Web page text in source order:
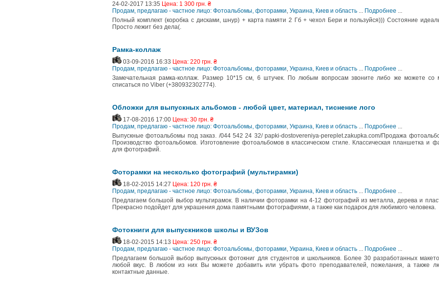
24-02-2017 13:35 Цена: 1 300 грн. ₴
Продам, предлагаю - частное лицо: Фотоальбомы, фоторамки, Украина, Киев и область ... Подробнее ...
Полный комплект (коробка с дисками, шнур) + карта памяти 2 Гб + чехол Бери и пользуйся))) Состояние
Просто лежит без дела(.
Рамка-коллаж
03-09-2016 16:33 Цена: 220 грн. ₴
Продам, предлагаю - частное лицо: Фотоальбомы, фоторамки, Украина, Киев и область ... Подробнее ...
Замечательная рамка-коллаж. Размер 10*15 см, 6 штучек. По любым вопросам звоните либо же можете со
списаться по Viber (+380932302774).
Обложки для выпускных альбомов - любой цвет, материал, тиснение лого
17-08-2016 17:00 Цена: 30 грн. ₴
Продам, предлагаю - частное лицо: Фотоальбомы, фоторамки, Украина, Киев и область ... Подробнее ...
Выпускные фотоальбомы под заказ. /044 542 24 32/ papki-dostovereniya-pereplet.zakupka.com/Продажа
Производство фотоальбомов. Изготовление фотоальбомов в классическом стиле. Классическая планшетка и
для фотографий.
Фоторамки на несколько фотографий (мультирамки)
18-02-2015 14:27 Цена: 120 грн. ₴
Продам, предлагаю - частное лицо: Фотоальбомы, фоторамки, Украина, Киев и область ... Подробнее ...
Предлагаем большой выбор мультирамок. В наличии фоторамки на 4-12 фотографий из металла, дерева и
Прекрасно подойдет для украшения дома памятными фотографиями, а также как подарок для любимого человека.
Фотокниги для выпускников школы и ВУЗов
18-02-2015 14:13 Цена: 250 грн. ₴
Продам, предлагаю - частное лицо: Фотоальбомы, фоторамки, Украина, Киев и область ... Подробнее ...
Предлагаем большой выбор выпускных фотокниг для студентов и школьников. Более 30 разработанных
любой вкус. В любом из них Вы можете добавить или убрать фото преподавателей, пожелания, а также
контактные данные.